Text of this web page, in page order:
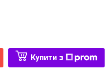
Купити з